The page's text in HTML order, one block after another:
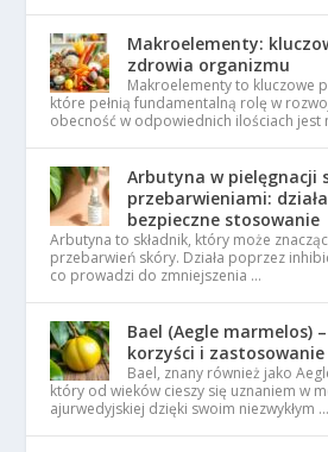
Makroelementy:
zdrowia organizmu
Makroelementy to kluczowe
które pełnią fundamentalną rolę w
obecność w odpowiednich ilościach jest
Arbutyna w pielęgnacji
przebarwieniami:
bezpieczne stosowanie
Arbutyna to składnik, który może
przebarwień skóry. Działa poprzez
co prowadzi do zmniejszenia …
Bael (Aegle marmelos)
korzyści i zastosowanie
Bael, znany również jako
który od wieków cieszy się uznaniem w
ajurwedyjskiej dzięki swoim niezwykłym …